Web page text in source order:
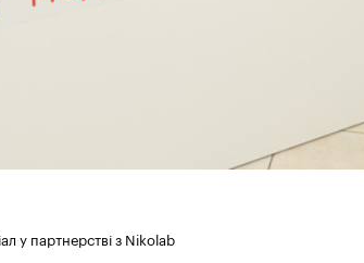
у партнерстві з Nikolab